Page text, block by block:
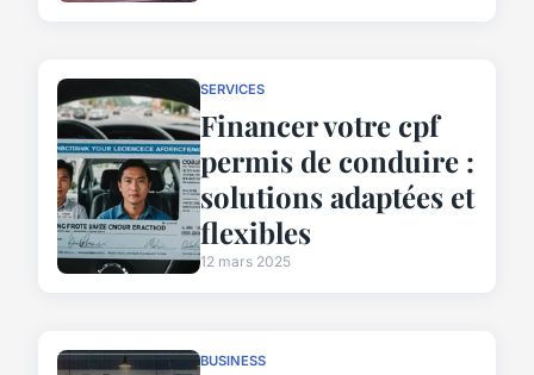
SERVICES
Financer votre cpf
permis de conduire :
solutions adaptées et
flexibles
12 mars 2025
BUSINESS